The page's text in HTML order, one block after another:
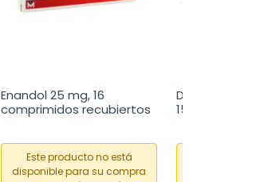
Enandol 25 mg, 16
comprimidos recubiertos
Este producto no está
disponible para su compra
Diclokern Forte
150 gramos